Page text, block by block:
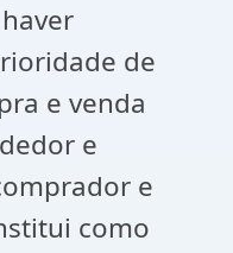
de
e venda
e
e
como